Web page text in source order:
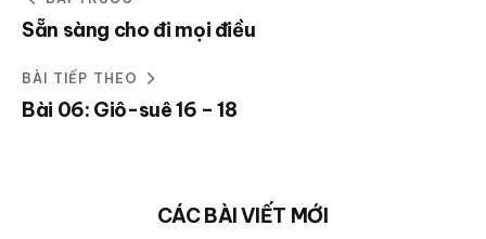
Sẵn sàng cho đi mọi điều
BÀI TIẾP THEO
Bài 06: Giô-suê 16 – 18
CÁC BÀI VIẾT MỚI